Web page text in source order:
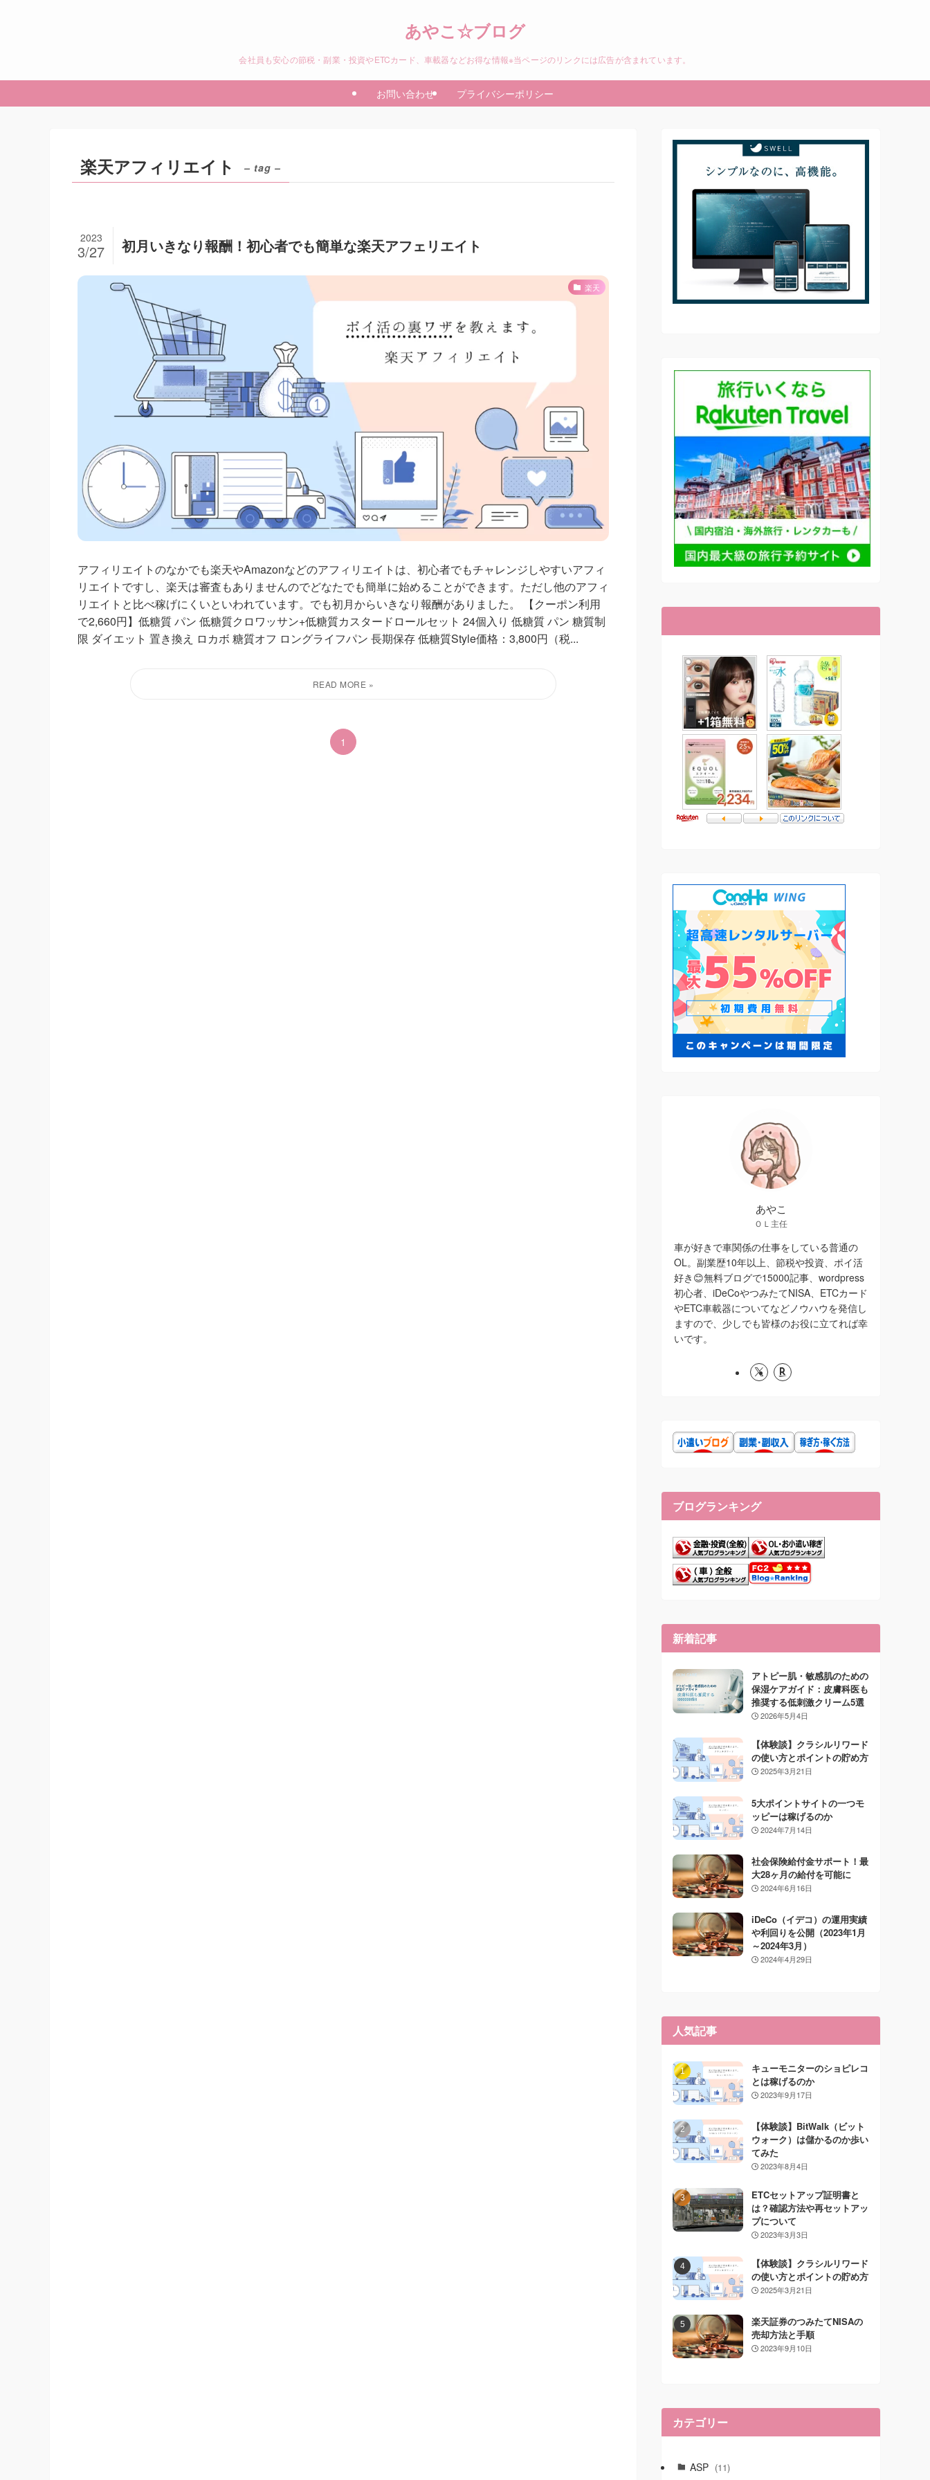
あやこ☆ブログ
会社員も安心の節税・副業・投資やETCカード、車載器などお得な情報※当ページのリンクには広告が含まれています。
お問い合わせ プライバシーポリシー
楽天アフィリエイト – tag –
初月いきなり報酬！初心者でも簡単な楽天アフェリエイト
2023
3/27
楽天
アフィリエイトのなかでも楽天やAmazonなどのアフィリエイトは、初心者でもチャレンジしやすいアフィ
リエイトですし、楽天は審査もありませんのでどなたでも簡単に始めることができます。ただし他のアフィ
リエイトと比べ稼げにくいといわれています。でも初月からいきなり報酬がありました。 【クーポン利用
で2,660円】低糖質 パン 低糖質クロワッサン+低糖質カスタードロールセット 24個入り 低糖質 パン 糖質制
限 ダイエット 置き換え ロカボ 糖質オフ ロングライフパン 長期保存 低糖質Style価格：3,800円（税...
1
あやこ
ＯＬ主任
車が好きで車関係の仕事をしている普通の
OL。副業歴10年以上、節税や投資、ポイ活
好き😊無料ブログで15000記事、wordpress
初心者、iDeCoやつみたてNISA、ETCカード
やETC車載器についてなどノウハウを発信し
ますので、少しでも皆様のお役に立てれば幸
いです。
ブログランキング
新着記事
アトピー肌・敏感肌のための
保湿ケアガイド：皮膚科医も
推奨する低刺激クリーム5選
2026年5月4日
【体験談】クラシルリワード
の使い方とポイントの貯め方
2025年3月21日
5大ポイントサイトの一つモ
ッピーは稼げるのか
2024年7月14日
社会保険給付金サポート！最
大28ヶ月の給付を可能に
2024年6月16日
iDeCo（イデコ）の運用実績
や利回りを公開（2023年1月
～2024年3月）
2024年4月29日
人気記事
キューモニターのショピレコ
とは稼げるのか
2023年9月17日
【体験談】BitWalk（ビット
ウォーク）は儲かるのか歩い
てみた
2023年8月4日
ETCセットアップ証明書と
は？確認方法や再セットアッ
プについて
2023年3月3日
【体験談】クラシルリワード
の使い方とポイントの貯め方
2025年3月21日
楽天証券のつみたてNISAの
売却方法と手順
2023年9月10日
カテゴリー
ASP (11)